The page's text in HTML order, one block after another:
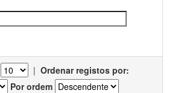
| Ordenar registos por:
Por ordem